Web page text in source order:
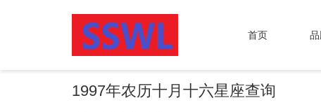
首页
1997年农历十月十六星座查询